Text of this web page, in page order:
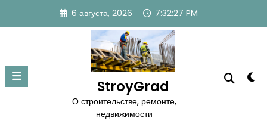
содержимому
6 августа, 2026 7:32:28 PM
StroyGrad
О строительстве, ремонте,
недвижимости